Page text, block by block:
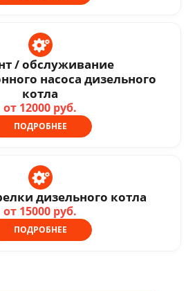
/ обслуживание
насоса дизельного
котла
от 12000 руб.
ПОДРОБНЕЕ
дизельного котла
от 15000 руб.
ПОДРОБНЕЕ